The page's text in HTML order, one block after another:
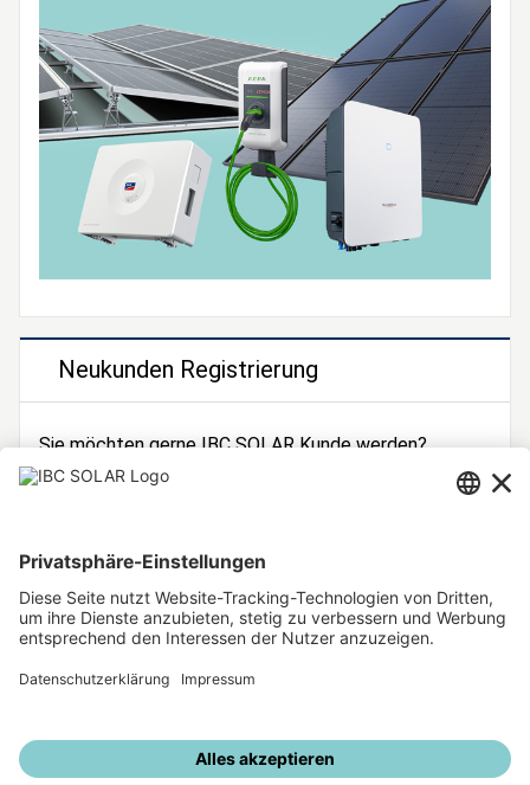
Neukunden Registrierung
Sie möchten gerne IBC SOLAR Kunde werden?
Dann registrieren Sie sich jetzt!
Unsere weiteren Angebote
IBC SOLAR Webseite